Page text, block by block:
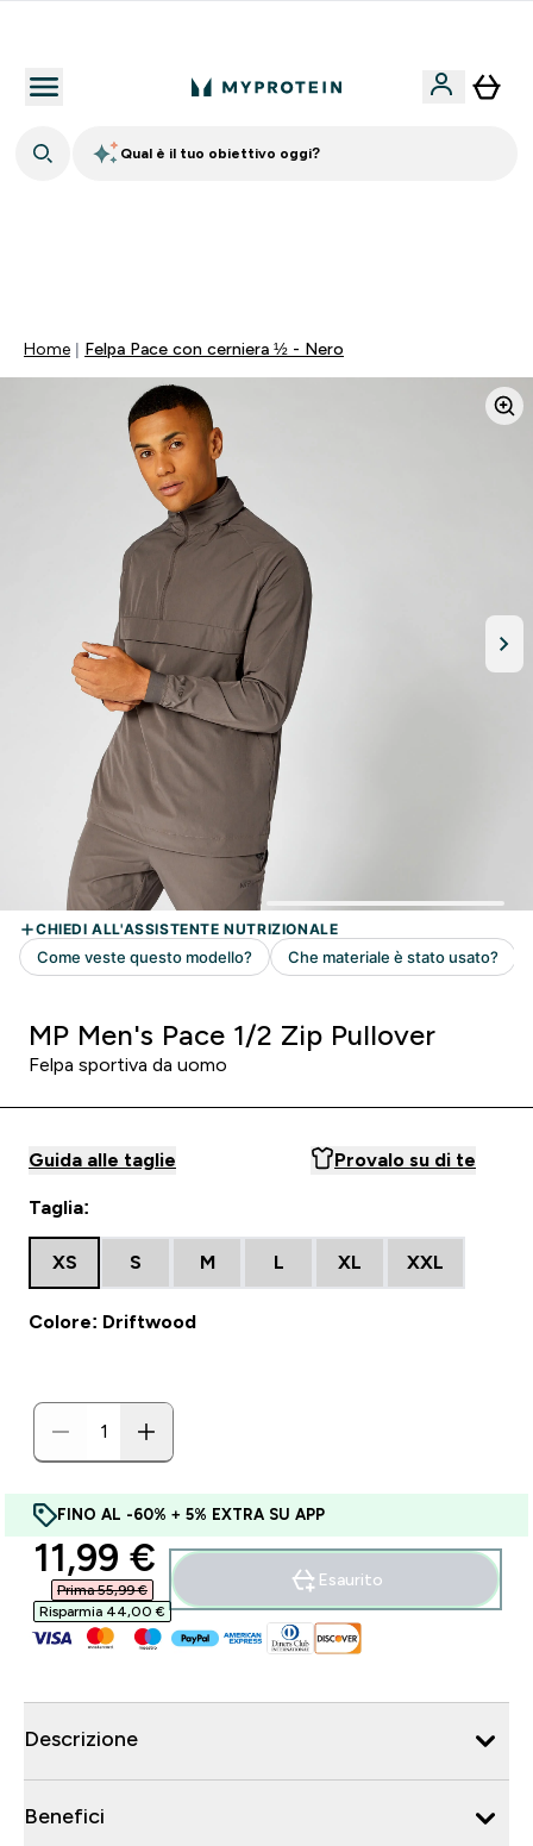
Qual è il tuo obiettivo oggi?
Home Felpa Pace con cerniera ½ - Nero
MP Men's Pace 1/2 Zip Pullover
Felpa sportiva da uomo
Guida alle taglie Provalo su di te
Taglia:
XS S M L XL XXL
Colore: Driftwood
FINO AL -60% + 5% EXTRA SU APP
discounted price
11,99 €‎
Prima 55,99 €‎
Risparmia 44,00 €‎
Esaurito
Descrizione
Benefici